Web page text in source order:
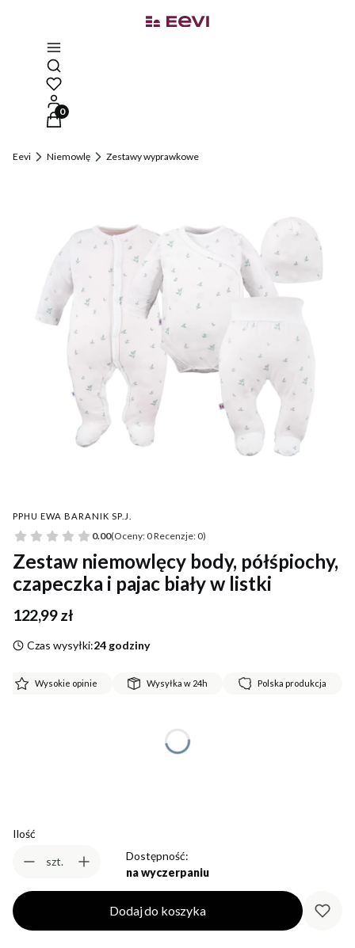
Otwórz wyszukiwarkę
Produkty w koszyku: 0. Zobacz szczegóły
Eevi Niemowlę Zestawy wyprawkowe
PPHU EWA BARANIK SP.J.
0.00(Oceny: 0 Recenzje: 0)
Zestaw niemowlęcy body, półśpiochy,
czapeczka i pajac biały w listki
Cena
122,99 zł
Czas wysyłki:24 godziny
Wysokie opinie Wysyłka w 24h Polska produkcja
Ilość
szt.
Dostępność:
na wyczerpaniu
Dodaj do koszyka